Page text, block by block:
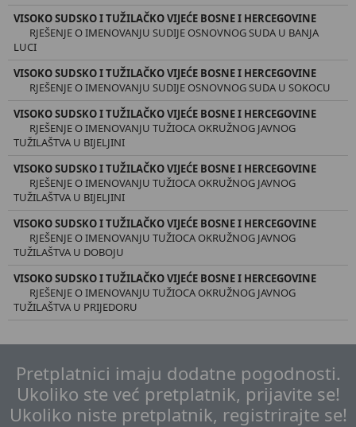
VISOKO SUDSKO I TUŽILAČKO VIJEĆE BOSNE I HERCEGOVINE
RJEŠENJE O IMENOVANJU SUDIJE OSNOVNOG SUDA U BANJA
LUCI
VISOKO SUDSKO I TUŽILAČKO VIJEĆE BOSNE I HERCEGOVINE
RJEŠENJE O IMENOVANJU SUDIJE OSNOVNOG SUDA U SOKOCU
VISOKO SUDSKO I TUŽILAČKO VIJEĆE BOSNE I HERCEGOVINE
RJEŠENJE O IMENOVANJU TUŽIOCA OKRUŽNOG JAVNOG
TUŽILAŠTVA U BIJELJINI
VISOKO SUDSKO I TUŽILAČKO VIJEĆE BOSNE I HERCEGOVINE
RJEŠENJE O IMENOVANJU TUŽIOCA OKRUŽNOG JAVNOG
TUŽILAŠTVA U BIJELJINI
VISOKO SUDSKO I TUŽILAČKO VIJEĆE BOSNE I HERCEGOVINE
RJEŠENJE O IMENOVANJU TUŽIOCA OKRUŽNOG JAVNOG
TUŽILAŠTVA U DOBOJU
VISOKO SUDSKO I TUŽILAČKO VIJEĆE BOSNE I HERCEGOVINE
RJEŠENJE O IMENOVANJU TUŽIOCA OKRUŽNOG JAVNOG
TUŽILAŠTVA U PRIJEDORU
Pretplatnici imaju dodatne pogodnosti.
Ukoliko ste već pretplatnik, prijavite se!
Ukoliko niste pretplatnik, registrirajte se!